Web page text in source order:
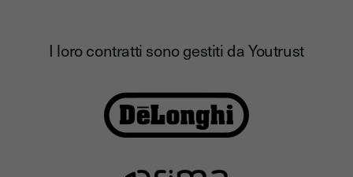
I loro contratti sono gestiti da Youtrust